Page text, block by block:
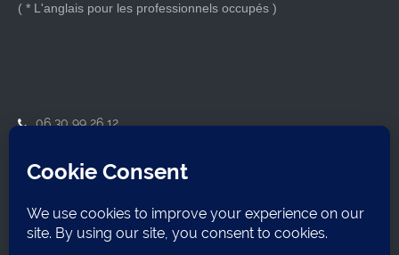
( * L'anglais pour les professionnels occupés )
06 30 99 26 12
14210 Herouville-Saint-Clair